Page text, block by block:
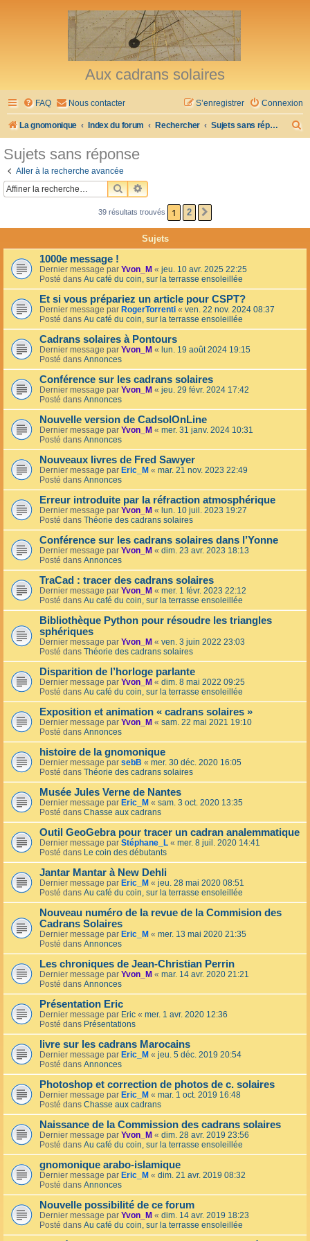
Aux cadrans solaires
FAQ Nous contacter Connexion
S’enregistrer
La gnomonique Index du forum Rechercher Sujets sans réponse
h
r
Sujets sans réponse
Aller à la recherche avancée
RECHERCHER
RECHERCHE AVANCÉE
39 résultats trouvés 1 2
Sujets
1000e message !
Dernier message par Yvon_M « jeu. 10 avr. 2025 22:25
Posté dans Au café du coin, sur la terrasse ensoleillée
Et si vous prépariez un article pour CSPT?
Dernier message par RogerTorrenti « ven. 22 nov. 2024 08:37
Posté dans Au café du coin, sur la terrasse ensoleillée
Cadrans solaires à Pontours
Dernier message par Yvon_M « lun. 19 août 2024 19:15
Posté dans Annonces
Conférence sur les cadrans solaires
Dernier message par Yvon_M « jeu. 29 févr. 2024 17:42
Posté dans Annonces
Nouvelle version de CadsolOnLine
Dernier message par Yvon_M « mer. 31 janv. 2024 10:31
Posté dans Annonces
Nouveaux livres de Fred Sawyer
Dernier message par Eric_M « mar. 21 nov. 2023 22:49
Posté dans Annonces
Erreur introduite par la réfraction atmosphérique
Dernier message par Yvon_M « lun. 10 juil. 2023 19:27
Posté dans Théorie des cadrans solaires
Conférence sur les cadrans solaires dans l’Yonne
Dernier message par Yvon_M « dim. 23 avr. 2023 18:13
Posté dans Annonces
TraCad : tracer des cadrans solaires
Dernier message par Yvon_M « mer. 1 févr. 2023 22:12
Posté dans Au café du coin, sur la terrasse ensoleillée
Bibliothèque Python pour résoudre les triangles
sphériques
Dernier message par Yvon_M « ven. 3 juin 2022 23:03
Posté dans Théorie des cadrans solaires
Disparition de l’horloge parlante
Dernier message par Yvon_M « dim. 8 mai 2022 09:25
Posté dans Au café du coin, sur la terrasse ensoleillée
Exposition et animation « cadrans solaires »
Dernier message par Yvon_M « sam. 22 mai 2021 19:10
Posté dans Annonces
histoire de la gnomonique
Dernier message par sebB « mer. 30 déc. 2020 16:05
Posté dans Théorie des cadrans solaires
Musée Jules Verne de Nantes
Dernier message par Eric_M « sam. 3 oct. 2020 13:35
Posté dans Chasse aux cadrans
Outil GeoGebra pour tracer un cadran analemmatique
Dernier message par Stéphane_L « mer. 8 juil. 2020 14:41
Posté dans Le coin des débutants
Jantar Mantar à New Dehli
Dernier message par Eric_M « jeu. 28 mai 2020 08:51
Posté dans Au café du coin, sur la terrasse ensoleillée
Nouveau numéro de la revue de la Commision des
Cadrans Solaires
Dernier message par Eric_M « mer. 13 mai 2020 21:35
Posté dans Annonces
Les chroniques de Jean-Christian Perrin
Dernier message par Yvon_M « mar. 14 avr. 2020 21:21
Posté dans Annonces
Présentation Eric
Dernier message par Eric « mer. 1 avr. 2020 12:36
Posté dans Présentations
livre sur les cadrans Marocains
Dernier message par Eric_M « jeu. 5 déc. 2019 20:54
Posté dans Annonces
Photoshop et correction de photos de c. solaires
Dernier message par Eric_M « mar. 1 oct. 2019 16:48
Posté dans Chasse aux cadrans
Naissance de la Commission des cadrans solaires
Dernier message par Yvon_M « dim. 28 avr. 2019 23:56
Posté dans Au café du coin, sur la terrasse ensoleillée
gnomonique arabo-islamique
Dernier message par Eric_M « dim. 21 avr. 2019 08:32
Posté dans Annonces
Nouvelle possibilité de ce forum
Dernier message par Yvon_M « dim. 14 avr. 2019 18:23
Posté dans Au café du coin, sur la terrasse ensoleillée